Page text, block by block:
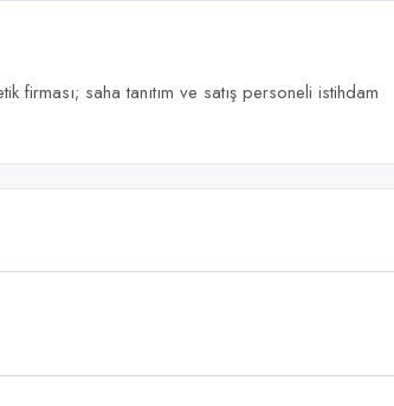
firması; saha tanıtım ve satış personeli istihdam